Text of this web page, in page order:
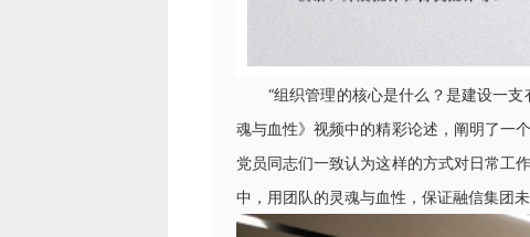
“组织管理的核心是什么？是建设一支
魂与血性》视频中的精彩论述，阐明了一
党员同志们一致认为这样的方式对日常工
中，用团队的灵魂与血性，保证融信集团未